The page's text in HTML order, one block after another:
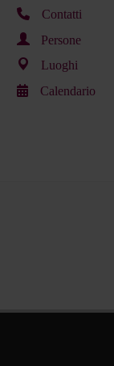
Contatti
Persone
Luoghi
Calendario